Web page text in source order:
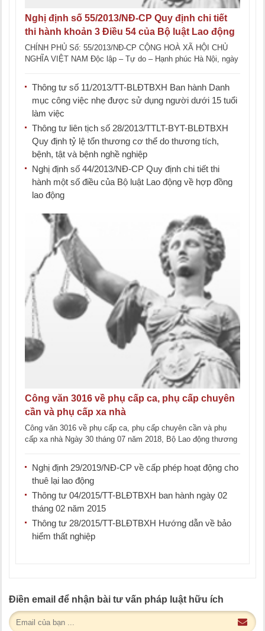
Nghị định số 55/2013/NĐ-CP Quy định chi tiết
thi hành khoản 3 Điều 54 của Bộ luật Lao động
về việc cấp phép hoạt động cho thuê lại lao
động, việc ký quỹ và danh mục công việc được
CHÍNH PHỦ Số: 55/2013/NĐ-CP CỘNG HOÀ XÃ HỘI CHỦ
NGHĨA VIỆT NAM Độc lập – Tự do – Hạnh phúc Hà Nội, ngày
Thông tư số 11/2013/TT-BLĐTBXH Ban hành Danh
mục công việc nhẹ được sử dụng người dưới 15 tuổi
làm việc
Thông tư liên tịch số 28/2013/TTLT-BYT-BLĐTBXH
Quy định tỷ lệ tổn thương cơ thể do thương tích,
bệnh, tật và bệnh nghề nghiệp
Nghị định số 44/2013/NĐ-CP Quy định chi tiết thi
hành một số điều của Bộ luật Lao động về hợp đồng
lao động
Công văn 3016 về phụ cấp ca, phụ cấp chuyên
cần và phụ cấp xa nhà
Công văn 3016 về phụ cấp ca, phụ cấp chuyên cần và phụ
cấp xa nhà Ngày 30 tháng 07 năm 2018, Bộ Lao động thương
Nghị định 29/2019/NĐ-CP về cấp phép hoạt động cho
thuê lại lao động
Thông tư 04/2015/TT-BLĐTBXH ban hành ngày 02
tháng 02 năm 2015
Thông tư 28/2015/TT-BLĐTBXH Hướng dẫn về bảo
hiểm thất nghiệp
Điền email để nhận bài tư vấn pháp luật hữu ích